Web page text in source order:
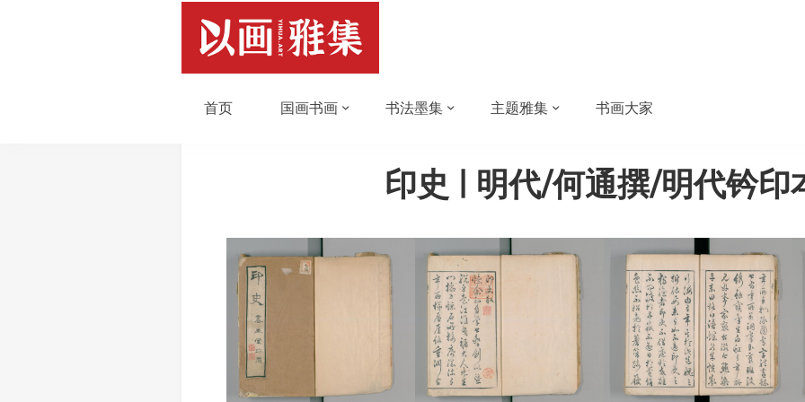
首页 国画书画 书法墨集 主题雅集 书画大家
印史 | 明代/何通撰/明代钤印